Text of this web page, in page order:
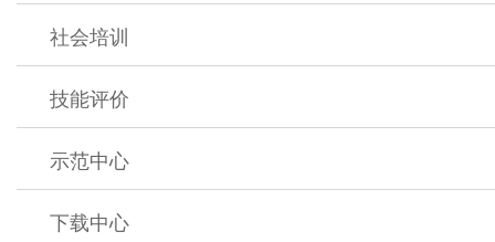
社会培训
技能评价
示范中心
下载中心